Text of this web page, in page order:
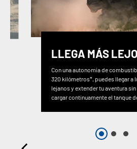
LLEGA MÁS
Con una autonomía de
320 kilómetros*, puedes llegar a
lejanos y extender tu aventura
cargar continuamente el tanque